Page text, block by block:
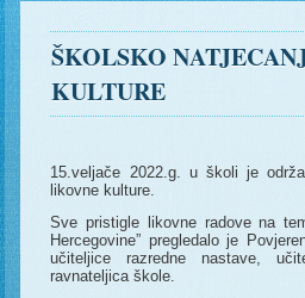
ŠKOLSKO
KULTURE
15.veljače 2022.g. u školi je
likovne kulture.
Sve pristigle likovne radove na
Hercegovine” pregledalo je
učiteljice razredne nastave,
ravnateljica škole.